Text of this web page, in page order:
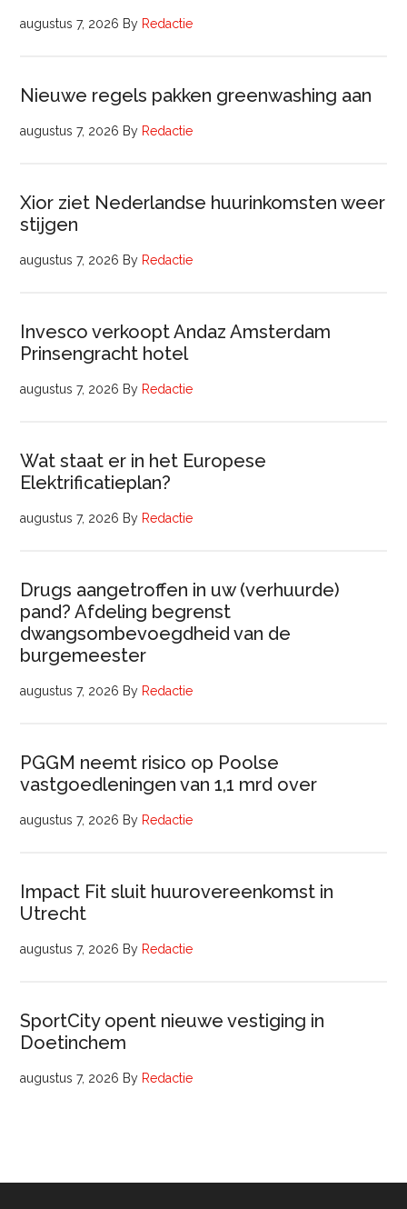
augustus 7, 2026 By Redactie
Nieuwe regels pakken greenwashing aan
augustus 7, 2026 By Redactie
Xior ziet Nederlandse huurinkomsten weer
stijgen
augustus 7, 2026 By Redactie
Invesco verkoopt Andaz Amsterdam
Prinsengracht hotel
augustus 7, 2026 By Redactie
Wat staat er in het Europese
Elektrificatieplan?
augustus 7, 2026 By Redactie
Drugs aangetroffen in uw (verhuurde)
pand? Afdeling begrenst
dwangsombevoegdheid van de
burgemeester
augustus 7, 2026 By Redactie
PGGM neemt risico op Poolse
vastgoedleningen van 1,1 mrd over
augustus 7, 2026 By Redactie
Impact Fit sluit huurovereenkomst in
Utrecht
augustus 7, 2026 By Redactie
SportCity opent nieuwe vestiging in
Doetinchem
augustus 7, 2026 By Redactie